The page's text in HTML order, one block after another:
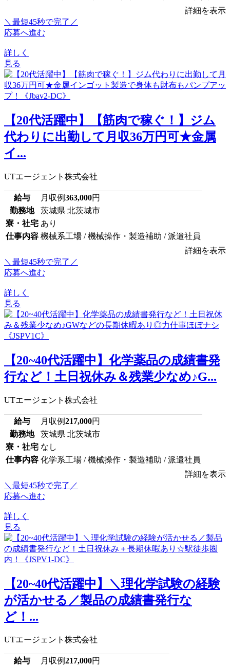
詳細を表示
＼最短45秒で完了／
応募へ進む
詳しく
見る
【20代活躍中】【筋肉で稼ぐ！】ジム
代わりに出勤して月収36万円可★金属
イ...
UTエージェント株式会社
給与 月収例363,000円
勤務地
茨城県 北茨城市
寮・社宅 あり
仕事内容 機械系工場 / 機械操作・製造補助 / 派遣社員
詳細を表示
＼最短45秒で完了／
応募へ進む
詳しく
見る
【20~40代活躍中】化学薬品の成績書発
行など！土日祝休み＆残業少なめ♪G...
UTエージェント株式会社
給与 月収例217,000円
勤務地
茨城県 北茨城市
寮・社宅 なし
仕事内容 化学系工場 / 機械操作・製造補助 / 派遣社員
詳細を表示
＼最短45秒で完了／
応募へ進む
詳しく
見る
【20~40代活躍中】＼理化学試験の経験
が活かせる／製品の成績書発行な
ど！...
UTエージェント株式会社
給与 月収例217,000円